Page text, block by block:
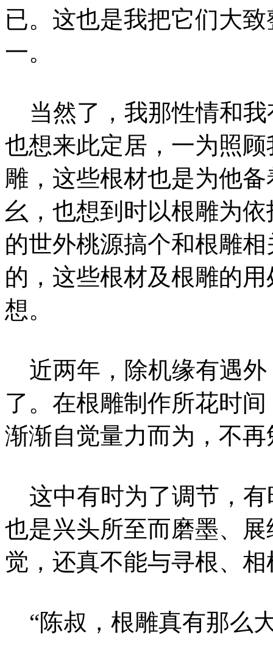
已。这也是我把它们大
一。
当然了，我那性情和我
也想来此定居，一为照
雕，这些根材也是为他
幺，也想到时以根雕为
的世外桃源搞个和根雕
的，这些根材及根雕的
想。
近两年，除机缘有遇外
了。在根雕制作所花时
渐渐自觉量力而为，不
这中有时为了调节，有
也是兴头所至而磨墨、
觉，还真不能与寻根、
“陈叔，根雕真有那么